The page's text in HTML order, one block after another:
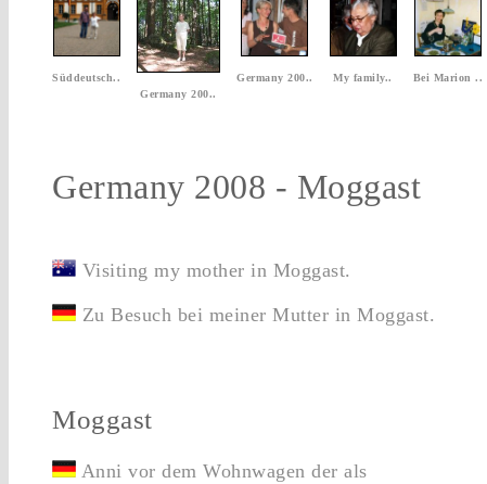
Süddeutsch..
Germany 200..
Germany 200.. My family.. Bei Marion ..
Germany 2008 - Moggast
Visiting my mother in Moggast.
Zu Besuch bei meiner Mutter in Moggast.
Moggast
Anni vor dem Wohnwagen der als